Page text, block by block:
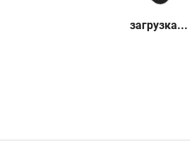
загрузка...